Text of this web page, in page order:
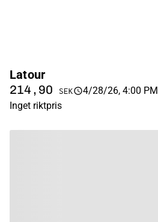
Latour
214,90 SEK
4/28/26, 4:00 PM
Inget riktpris